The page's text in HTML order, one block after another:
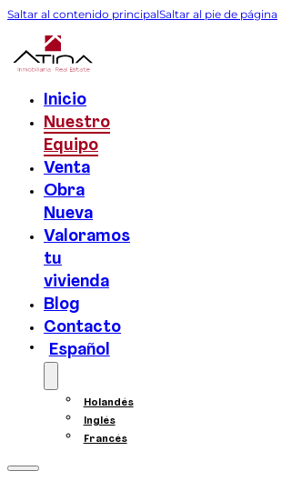
Saltar al contenido principalSaltar al pie de página
Inicio
Nuestro
Equipo
Venta
Obra
Nueva
Valoramos
tu
vivienda
Blog
Contacto
Español
Holandés
Inglés
Francés